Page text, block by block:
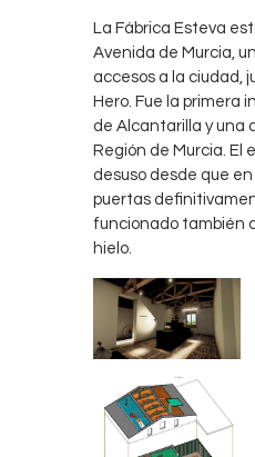
La Fábrica Esteva
Avenida de Murcia,
accesos a la ciudad,
Hero. Fue la primera
de Alcantarilla y una
Región de Murcia. El
desuso desde que en
puertas
funcionado también
hielo.